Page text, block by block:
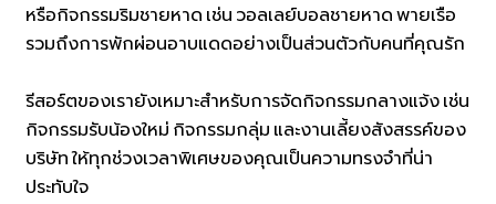
หรือกิจกรรมริมชายหาด เช่น วอลเลย์บอลชายหาด พายเรือ
รวมถึงการพักผ่อนอาบแดดอย่างเป็นส่วนตัวกับคนที่คุณรัก
รีสอร์ตของเรายังเหมาะสำหรับการจัดกิจกรรมกลางแจ้ง เช่น
กิจกรรมรับน้องใหม่ กิจกรรมกลุ่ม และงานเลี้ยงสังสรรค์ของ
บริษัท ให้ทุกช่วงเวลาพิเศษของคุณเป็นความทรงจำที่น่า
ประทับใจ